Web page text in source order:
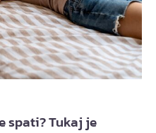
spati? Tukaj je